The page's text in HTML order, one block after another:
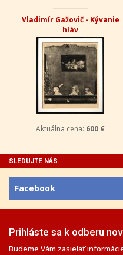
Vladimír Gažovič - Kývanie
hláv
Aktuálna cena: 600 €
SLEDUJTE NÁS
Facebook
Prihláste sa k odberu
Budeme Vám zasielať